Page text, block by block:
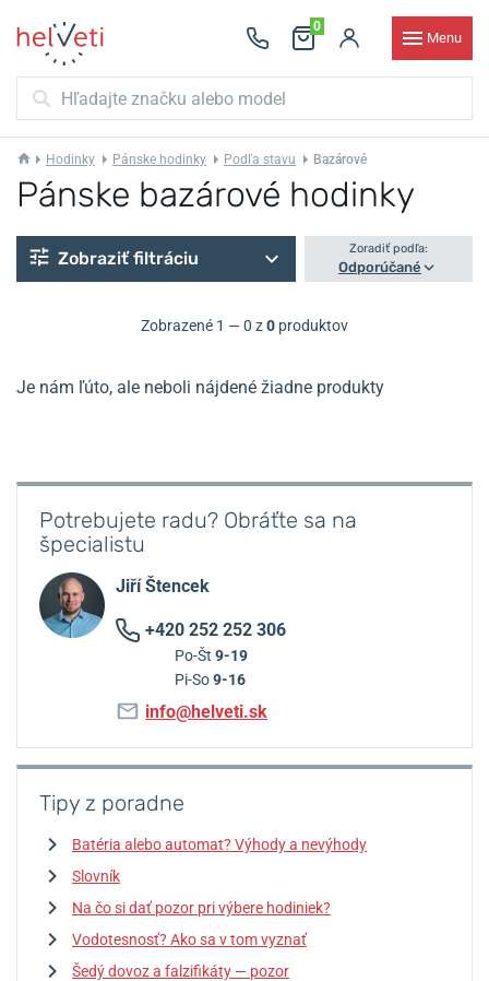
0
Menu
Hodinky Pánske hodinky Podľa stavu Bazárové
Pánske bazárové hodinky
Zobraziť filtráciu Zoradiť podľa:
Odporúčané
Zobrazené 1 — 0 z0 produktov
Je nám ľúto, ale neboli nájdené žiadne produkty
Potrebujete radu? Obráťte sa na
špecialistu
Jiří Štencek
+420 252 252 306
Po-Št 9-19
Pi-So9-16
info@helveti.sk
Tipy z poradne
Batéria alebo automat? Výhody a nevýhody
Slovník
Na čo si dať pozor pri výbere hodiniek?
Vodotesnosť? Ako sa v tom vyznať
Šedý dovoz a falzifikáty — pozor